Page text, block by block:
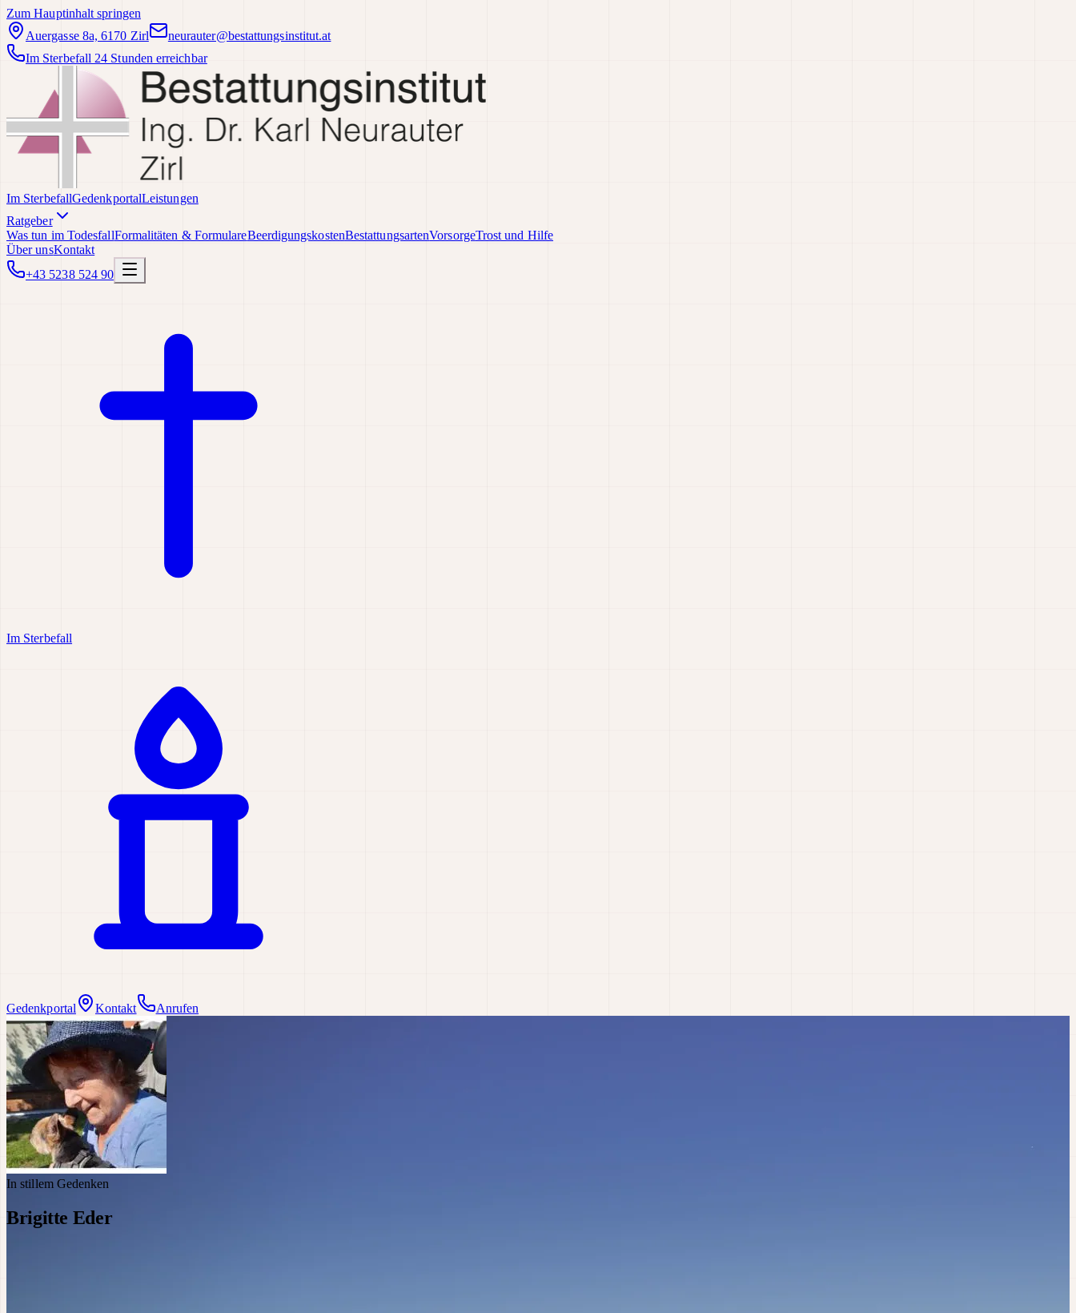
Zum Hauptinhalt springen
Auergasse 8a, 6170 Zirl
neurauter@bestattungsinstitut.at
Im Sterbefall 24 Stunden erreichbar
Im SterbefallGedenkportalLeistungen
Ratgeber
Was tun im TodesfallFormalitäten & FormulareBeerdigungskostenBestattungsartenVorsorgeTrost und Hilfe
Über unsKontakt
+43 5238 524 90
Im Sterbefall
Gedenkportal Kontakt Anrufen
In stillem Gedenken
Brigitte Eder